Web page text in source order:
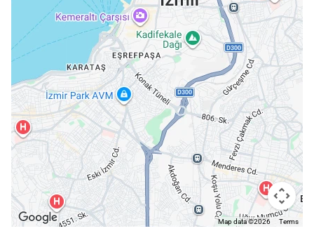
Map data ©2026 Terms